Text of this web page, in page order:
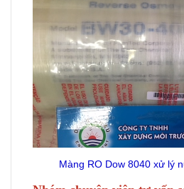
Màng RO Dow 8040 xử lý